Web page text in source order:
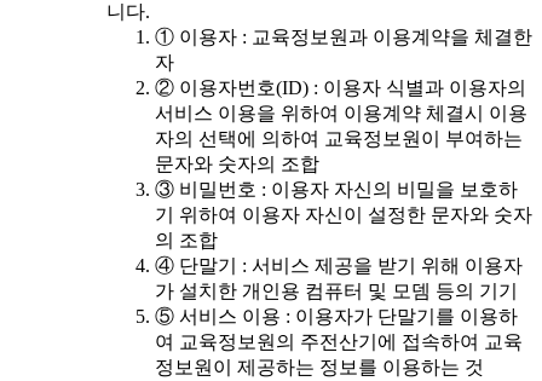
니다.
① 이용자 : 교육정보원과 이용계약을 체결한
자
② 이용자번호(ID) : 이용자 식별과 이용자의
서비스 이용을 위하여 이용계약 체결시 이용
자의 선택에 의하여 교육정보원이 부여하는
문자와 숫자의 조합
③ 비밀번호 : 이용자 자신의 비밀을 보호하
기 위하여 이용자 자신이 설정한 문자와 숫자
의 조합
④ 단말기 : 서비스 제공을 받기 위해 이용자
가 설치한 개인용 컴퓨터 및 모뎀 등의 기기
⑤ 서비스 이용 : 이용자가 단말기를 이용하
여 교육정보원의 주전산기에 접속하여 교육
정보원이 제공하는 정보를 이용하는 것